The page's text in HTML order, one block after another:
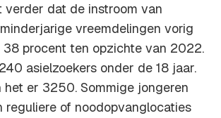
verder dat de instroom van
vreemdelingen vorig
38 procent ten opzichte van 2022.
asielzoekers onder de 18 jaar.
er 3250. Sommige jongeren
reguliere of noodopvanglocaties